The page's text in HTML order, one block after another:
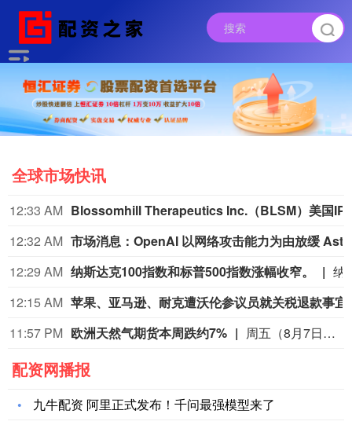
全球市场快讯
12:33 AM
12:32 AM
12:29 AM 纳斯达克100指数和标普500指数涨幅收窄。
12:15 AM
11:57 PM 欧洲天然气期货本周跌约7% 周五（8月7日）欧市尾盘，ICE英国天然气期货跌0.9%，报135.680便士/千卡，本周累计下跌5.96%。TTF基准荷兰天然气期货跌5.03%，报55.380欧元/兆瓦时，本周累跌6.88%，整体呈现出M形走势、绝大部分时间处于下跌状态。ICE欧盟碳排放交易许可（期货价格）涨1.82%，报82.85欧元/吨，本周累涨2.60%。
配资网播报
九牛配资 阿里正式发布！千问最强模型来了